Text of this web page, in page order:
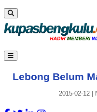
Lebong Belum
2015-02-12